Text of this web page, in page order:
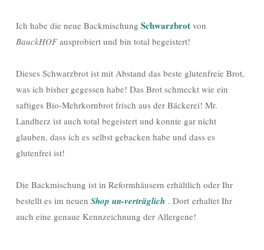
Ich habe die neue Backmischung Schwarzbrot von
BauckHOFausprobiert und bin total begeistert!
Dieses Schwarzbrot ist mit Abstand das beste glutenfreie Brot,
was ich bisher gegessen habe! Das Brot schmeckt wie ein
saftiges Bio-Mehrkornbrot frisch aus der Bäckerei! Mr.
Landherz ist auch total begeistert und konnte gar nicht
glauben, dass ich es selbst gebacken habe und dass es
glutenfrei ist!
Die Backmischung ist in Reformhäusern erhältlich oder Ihr
bestellt es im neuen Shop un-verträglich . Dort erhaltet Ihr
auch eine genaue Kennzeichnung der Allergene!